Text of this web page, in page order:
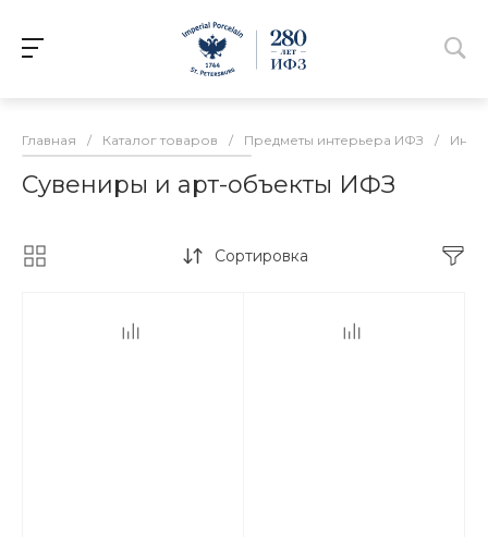
Главная / Каталог товаров / Предметы интерьера ИФЗ /
Сувениры и арт-объекты ИФЗ
Сортировка